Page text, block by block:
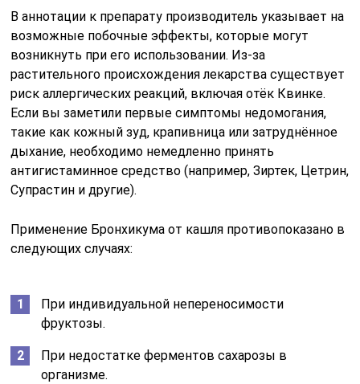
В аннотации к препарату производитель указывает на
возможные побочные эффекты, которые могут
возникнуть при его использовании. Из-за
растительного происхождения лекарства существует
риск аллергических реакций, включая отёк Квинке.
Если вы заметили первые симптомы недомогания,
такие как кожный зуд, крапивница или затруднённое
дыхание, необходимо немедленно принять
антигистаминное средство (например, Зиртек, Цетрин,
Супрастин и другие).
Применение Бронхикума от кашля противопоказано в
следующих случаях:
При индивидуальной непереносимости
фруктозы.
При недостатке ферментов сахарозы в
организме.